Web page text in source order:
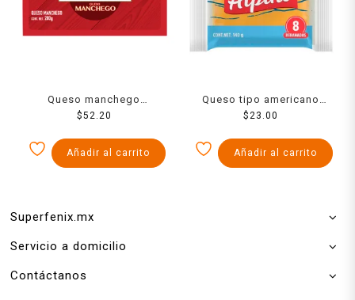
Queso manchego
Caperucita 200 g
$52.20
Añadir al carrito
Queso tipo americano
Alpino 140 g
$23.00
Añadir al carrito
Superfenix.mx
Servicio a domicilio
Contáctanos